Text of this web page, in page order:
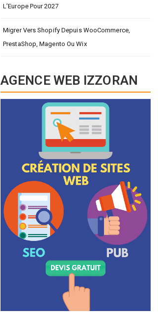
L’Europe Pour 2027
Migrer Vers Shopify Depuis WooCommerce,
PrestaShop, Magento Ou Wix
AGENCE WEB IZZORAN